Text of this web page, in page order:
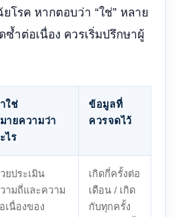
โรค หากตอบว่า “ใช่” หลาย
ซ้ำต่อเนื่อง ควรเริ่มปรึกษาผู้
ใช่
ายความว่า
ไร
ข้อมูลที่
ควรจดไว้
ยประเมิน
ามถี่และความ
เนื่องของ
เกิดกี่ครั้งต่อ
เดือน / เกิด
กับทุกครั้ง